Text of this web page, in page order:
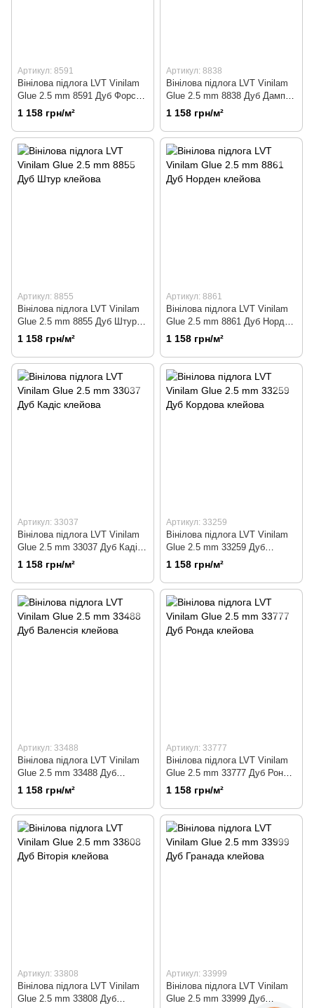
Артикул: 8591
Вінілова підлога LVT Vinilam
Glue 2.5 mm 8591 Дуб Форст
клейова
1 158 грн/м²
Артикул: 8838
Вінілова підлога LVT Vinilam
Glue 2.5 mm 8838 Дуб Дамп
клейова
1 158 грн/м²
Артикул: 8855
Вінілова підлога LVT Vinilam
Glue 2.5 mm 8855 Дуб Штур
клейова
1 158 грн/м²
Артикул: 8861
Вінілова підлога LVT Vinilam
Glue 2.5 mm 8861 Дуб Норден
клейова
1 158 грн/м²
Артикул: 33037
Вінілова підлога LVT Vinilam
Glue 2.5 mm 33037 Дуб Кадіс
клейова
1 158 грн/м²
Артикул: 33259
Вінілова підлога LVT Vinilam
Glue 2.5 mm 33259 Дуб
Кордова клейова
1 158 грн/м²
Артикул: 33488
Вінілова підлога LVT Vinilam
Glue 2.5 mm 33488 Дуб
Валенсія клейова
1 158 грн/м²
Артикул: 33777
Вінілова підлога LVT Vinilam
Glue 2.5 mm 33777 Дуб Ронда
клейова
1 158 грн/м²
Артикул: 33808
Вінілова підлога LVT Vinilam
Glue 2.5 mm 33808 Дуб
Артикул: 33999
Вінілова підлога LVT Vinilam
Glue 2.5 mm 33999 Дуб